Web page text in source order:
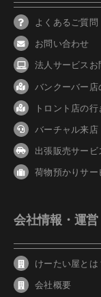
よくあるご質問
お問い合わせ
法人サービスお
バンクーバー
トロント店の行
バーチャル来店
出張販売サービ
荷物預かりサー
会社情報・運営
けーたい屋とは
会社概要